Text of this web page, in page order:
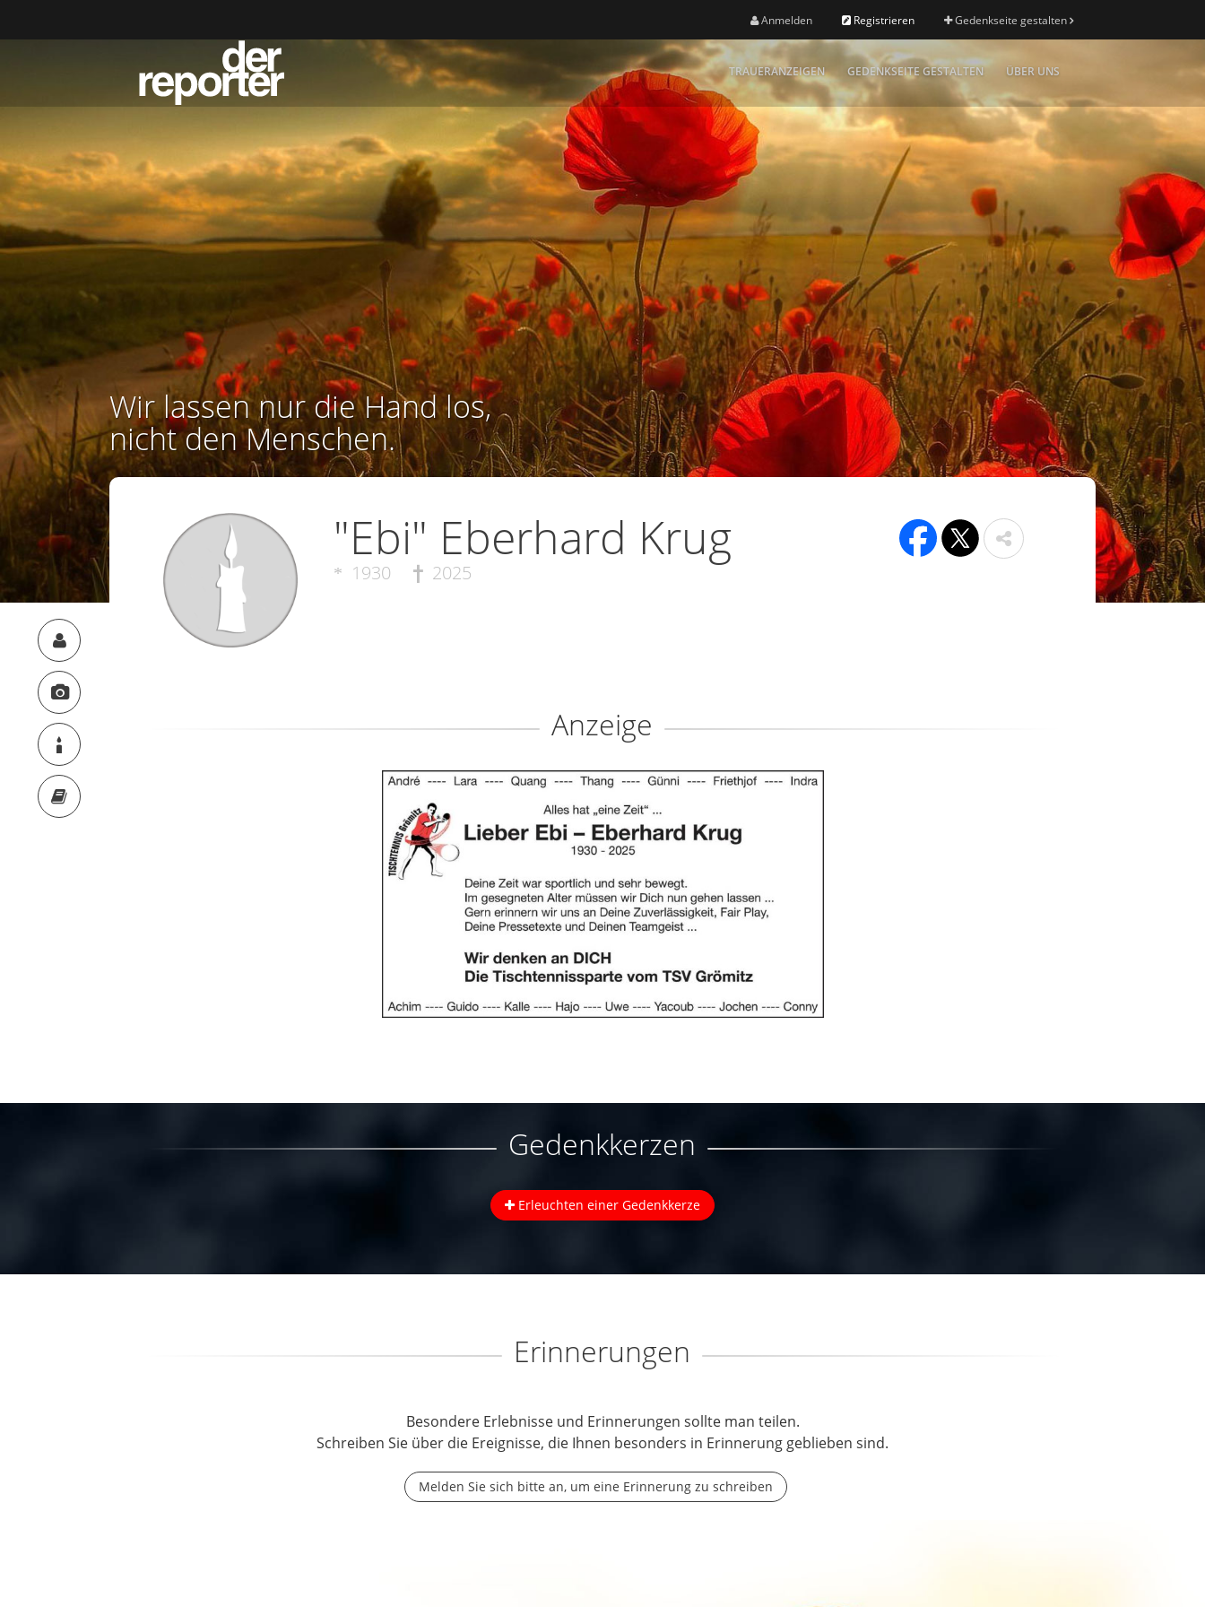
Anmelden Registrieren Gedenkseite gestalten
TRAUERANZEIGEN GEDENKSEITE GESTALTEN ÜBER UNS
Wir lassen nur die Hand los,
nicht den Menschen.
"Ebi" Eberhard Krug
1930 2025
Anzeige
Gedenkkerzen
Erleuchten einer Gedenkkerze
Erinnerungen
Besondere Erlebnisse und Erinnerungen sollte man teilen.
Schreiben Sie über die Ereignisse, die Ihnen besonders in Erinnerung geblieben sind.
Melden Sie sich bitte an, um eine Erinnerung zu schreiben